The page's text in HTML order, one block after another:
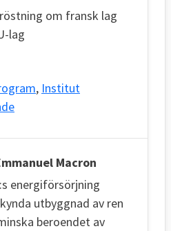
om fransk lag
lag
, Institut
Macron
energiförsörjning
utbyggnad av ren
beroendet av